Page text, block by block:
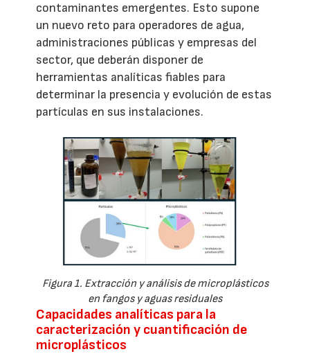
contaminantes emergentes. Esto supone
un nuevo reto para operadores de agua,
administraciones públicas y empresas del
sector, que deberán disponer de
herramientas analíticas fiables para
determinar la presencia y evolución de estas
partículas en sus instalaciones.
Figura 1. Extracción y análisis de microplásticos
en fangos y aguas residuales
Capacidades analíticas para la
caracterización y cuantificación de
microplásticos